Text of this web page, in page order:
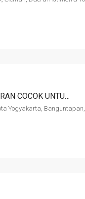
TANAH DIJUAL JOGJA GAMBIRAN COCOK UNTUK HOTEL, KOST2AN DAN MINIMARKET